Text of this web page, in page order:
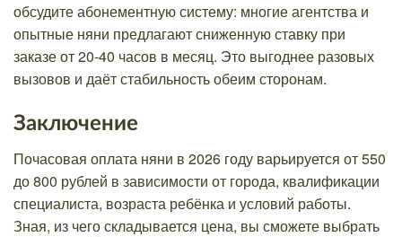
обсудите абонементную систему: многие агентства и
опытные няни предлагают сниженную ставку при
заказе от 20-40 часов в месяц. Это выгоднее разовых
вызовов и даёт стабильность обеим сторонам.
Заключение
Почасовая оплата няни в 2026 году варьируется от 550
до 800 рублей в зависимости от города, квалификации
специалиста, возраста ребёнка и условий работы.
Зная, из чего складывается цена, вы сможете выбрать